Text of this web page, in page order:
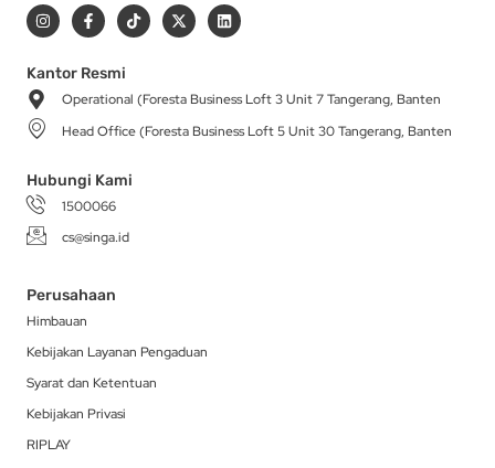
I
n
s
a
g
r
a
m
F
a
c
b
o
-
T
i
k
X
-
t
t
r
L
i
n
i
Kantor Resmi
Operational (Foresta Business Loft 3 Unit 7 Tangerang, Banten
Head Office (Foresta Business Loft 5 Unit 30 Tangerang, Banten
Hubungi Kami
1500066
cs@singa.id
Perusahaan
Himbauan
Kebijakan Layanan Pengaduan
Syarat dan Ketentuan
Kebijakan Privasi
RIPLAY